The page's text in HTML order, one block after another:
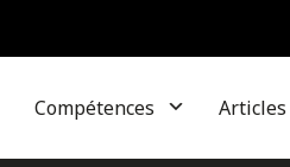
Compétences Articles